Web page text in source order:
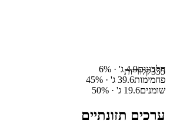
355קלוריותחלבונים4.9ג' · 6%
פחמימות39.6 ג' · 45%
שומנים19.6 ג' · 50%
ערכים תזונתיים